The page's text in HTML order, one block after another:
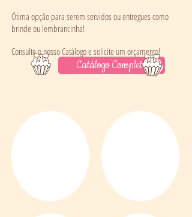
Ótima opção para serem servidos ou entregues como
brinde ou lembrancinha!
Consulte o nosso Catálogo e solicite um orçamento!
Catálogo Completo